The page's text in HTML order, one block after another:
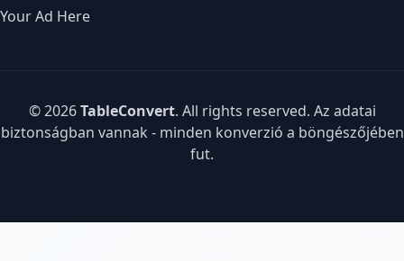
Your Ad Here
© 2026TableConvert. All rights reserved. Az adatai
biztonságban vannak - minden konverzió a böngészőjében
fut.